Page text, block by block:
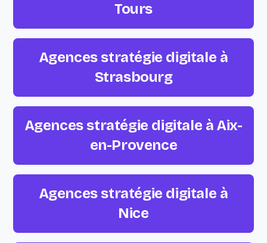
Tours
Agences stratégie digitale à
Strasbourg
Agences stratégie digitale à Aix-
en-Provence
Agences stratégie digitale à
Nice